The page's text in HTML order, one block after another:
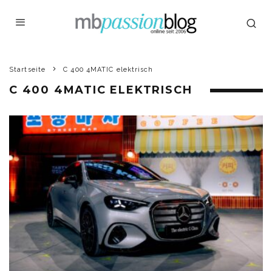
Startseite C 400 4MATIC elektrisch
C 400 4MATIC ELEKTRISCH